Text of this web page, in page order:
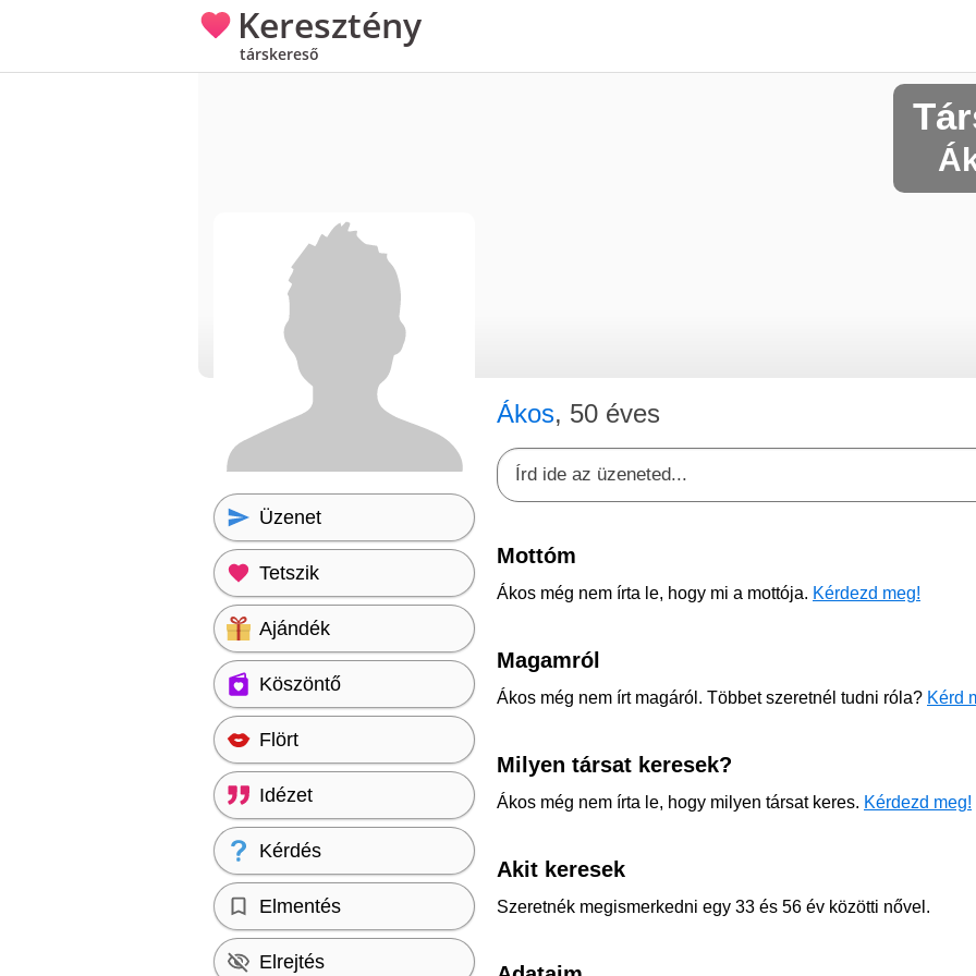
Keresztény
társkereső
Ákos, 50 éves
Mottóm
Ákos még nem írta le, hogy mi a mottója. Kérdezd meg!
Magamról
Ákos még nem írt magáról. Többet szeretnél tudni róla? Kérd
Milyen társat keresek?
Ákos még nem írta le, hogy milyen társat keres. Kérdezd meg!
Akit keresek
Szeretnék megismerkedni egy 33 és 56 év közötti nővel.
Üzenet
Tetszik
Ajándék
Köszöntő
Flört
Idézet
Kérdés
Elmentés
Elrejtés